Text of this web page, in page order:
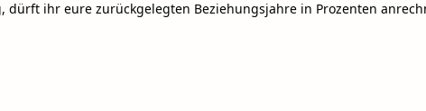
dürft ihr eure zurückgelegten Beziehungsjahre in Prozenten